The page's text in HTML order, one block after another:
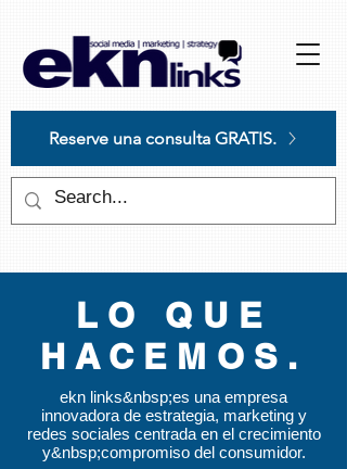
website
includes
accessibility
Reserve una consulta GRATIS.
LO QUE
HACEMOS.
ekn links&nbsp;es una empresa
innovadora de estrategia, marketing y
redes sociales centrada en el crecimiento
y&nbsp;compromiso del consumidor.